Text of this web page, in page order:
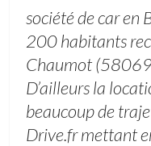
société de car en
200 habitants
Chaumot
D’ailleurs la
beaucoup de
Drive.fr mettant